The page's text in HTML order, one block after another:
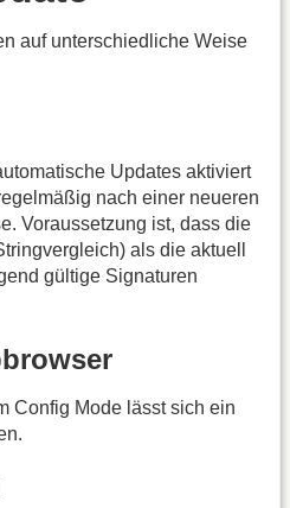
auf unterschiedliche Weise
Updates aktiviert
nach einer neueren
Voraussetzung ist, dass die
als die aktuell
gültige Signaturen
Config Mode lässt sich ein